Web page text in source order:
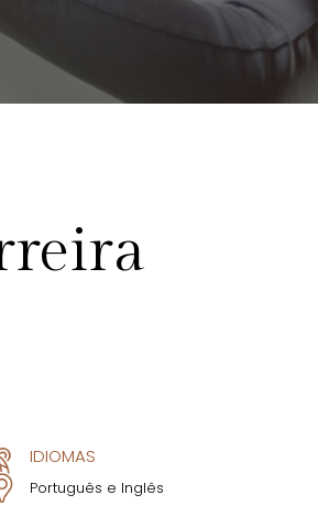
IDIOMAS
Português e Inglês